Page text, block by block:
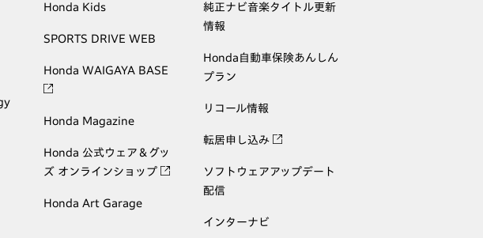
Honda Kids
SPORTS DRIVE WEB
Honda WAIGAYA BASE
Honda Magazine
Honda 公式ウェア＆グッ
ズ オンラインショップ
Honda Art Garage
純正ナビ音楽タイトル更新
情報
Honda自動車保険あんしん
プラン
リコール情報
転居申し込み
ソフトウェアアップデート
配信
インターナビ